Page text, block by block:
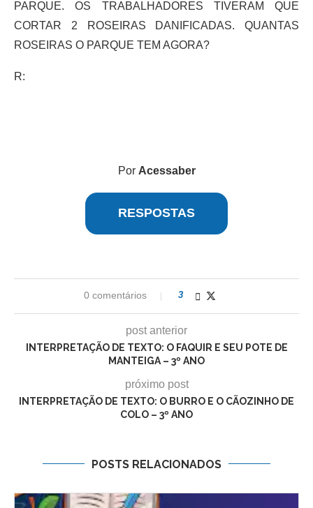
PARQUE. OS TRABALHADORES TIVERAM QUE
CORTAR 2 ROSEIRAS DANIFICADAS. QUANTAS
ROSEIRAS O PARQUE TEM AGORA?
R:
Por Acessaber
RESPOSTAS
0 comentários 3
post anterior
INTERPRETAÇÃO DE TEXTO: O FAQUIR E SEU POTE DE
MANTEIGA – 3º ANO
próximo post
INTERPRETAÇÃO DE TEXTO: O BURRO E O CÃOZINHO DE
COLO – 3º ANO
POSTS RELACIONADOS